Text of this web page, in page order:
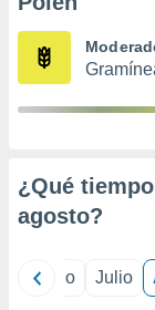
publicidad
¿Qué
agosto?
Junio Julio